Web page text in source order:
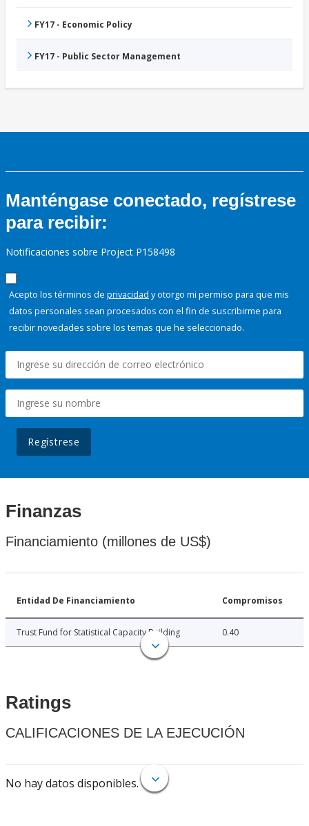
FY17 - Economic Policy
FY17 - Public Sector Management
Manténgase conectado, regístrese
para recibir:
Notificaciones sobre Project P158498
Acepto los términos de privacidad y otorgo mi permiso para que mis
datos personales sean procesados con el fin de suscribirme para
recibir novedades sobre los temas que he seleccionado.
Regístrese
Finanzas
Financiamiento (millones de US$)
Entidad De Financiamiento Compromisos
Trust Fund for Statistical Capacity Building 0.40
Ratings
CALIFICACIONES DE LA EJECUCIÓN
No hay datos disponibles.